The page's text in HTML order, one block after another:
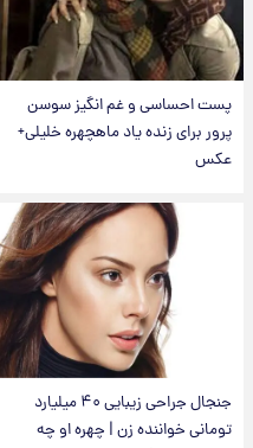
پست احساسی و غم انگیز سوسن
پرور برای زنده یاد ماهچهره خلیلی+
عکس
جنجال جراحی زیبایی ۴۰ میلیارد
تومانی خواننده زن | چهره او چه